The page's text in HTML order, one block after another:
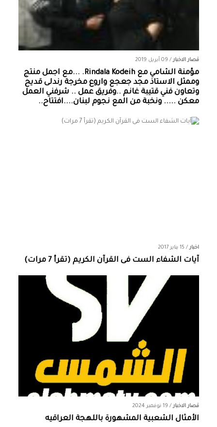
قصار الاخبار/ 09 أبريل 2019
مؤمنة الشامي‏ مع ‏‎Rindala Kodeih‎‏. ...مع اجمل منتج
وممثل الاستاذ مجد جعجع واروع مخرجة رندلى قديح
وتعاون فني قتيبة غانم ..وفريق عمل .. شرفني العمل
معكن ..... ونخبة من المع نجوم لبنان....افتتاح..
اخبار/ 15 يناير 2017
آيات الشفاء الست فى القرآن الكريم (تقرأ 7 مرات)
قصار الاخبار/ 19 نوفمبر 2024
الأمثال الشعبية المشهورة باللهجة العراقيه